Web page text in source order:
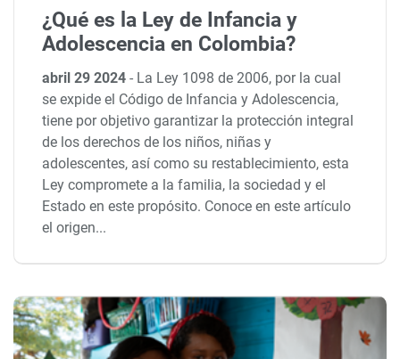
¿Qué es la Ley de Infancia y
Adolescencia en Colombia?
abril 29 2024- La Ley 1098 de 2006, por la cual
se expide el Código de Infancia y Adolescencia,
tiene por objetivo garantizar la protección integral
de los derechos de los niños, niñas y
adolescentes, así como su restablecimiento, esta
Ley compromete a la familia, la sociedad y el
Estado en este propósito. Conoce en este artículo
el origen...